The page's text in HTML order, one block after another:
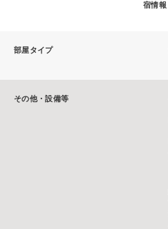
宿情報
部屋タイプ
その他・設備等